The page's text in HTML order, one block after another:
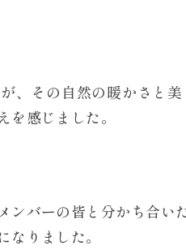
、その自然の暖かさと
感じました。
ンバーの皆と分かち合い
りました。